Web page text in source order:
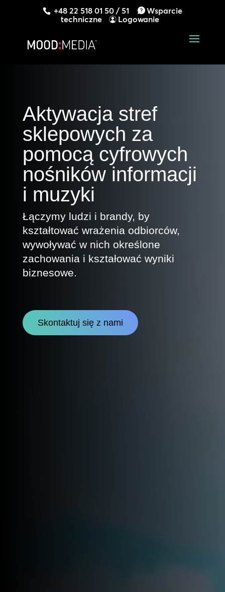
+48 22 518 01 50 / 51
Wsparcie
techniczne
Logowanie
Aktywacja stref
sklepowych za
pomocą cyfrowych
nośników informacji
i muzyki
Łączymy ludzi i brandy, by
kształtować wrażenia odbiorców,
wywoływać w nich określone
zachowania i kształować wyniki
biznesowe.
Skontaktuj się z nami